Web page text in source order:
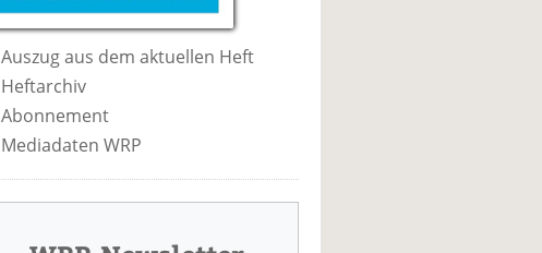
Auszug aus dem aktuellen Heft
Heftarchiv
Abonnement
Mediadaten WRP